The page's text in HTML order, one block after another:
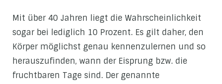
Mit über 40 Jahren liegt die Wahrscheinlichkeit
sogar bei lediglich 10 Prozent. Es gilt daher, den
Körper möglichst genau kennenzulernen und so
herauszufinden, wann der Eisprung bzw. die
fruchtbaren Tage sind. Der genannte